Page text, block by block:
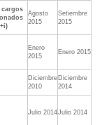
cargos
Agosto
2015
Setiembre
2015
Enero
2015
Enero 2015
Diciembre
2010
Diciembre
2014
Julio 2014Julio 2014